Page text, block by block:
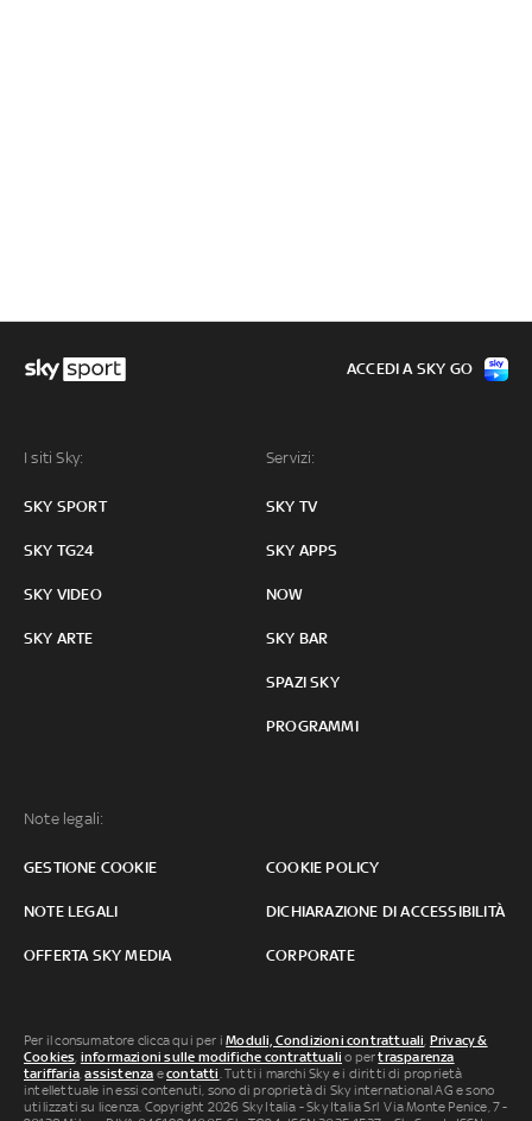
I siti Sky:
SKY SPORT
SKY TG24
SKY VIDEO
SKY ARTE
Servizi:
SKY TV
SKY APPS
NOW
SKY BAR
SPAZI SKY
PROGRAMMI
Note legali:
GESTIONE COOKIE COOKIE POLICY
NOTE LEGALI DICHIARAZIONE DI ACCESSIBILITÀ
OFFERTA SKY MEDIA CORPORATE
ACCEDI A SKY GO
Per il consumatore clicca qui per iModuli, Condizioni contrattuali Privacy &
Cookies informazioni sulle modifiche contrattuali o pertrasparenza
tariffaria ,assistenza econtatti . Tutti i marchi Sky e i diritti di proprietà
intellettuale in essi contenuti, sono di proprietà di Sky international AG e sono
utilizzati su licenza. Copyright 2026 Sky Italia - Sky Italia Srl Via Monte Penice, 7 -